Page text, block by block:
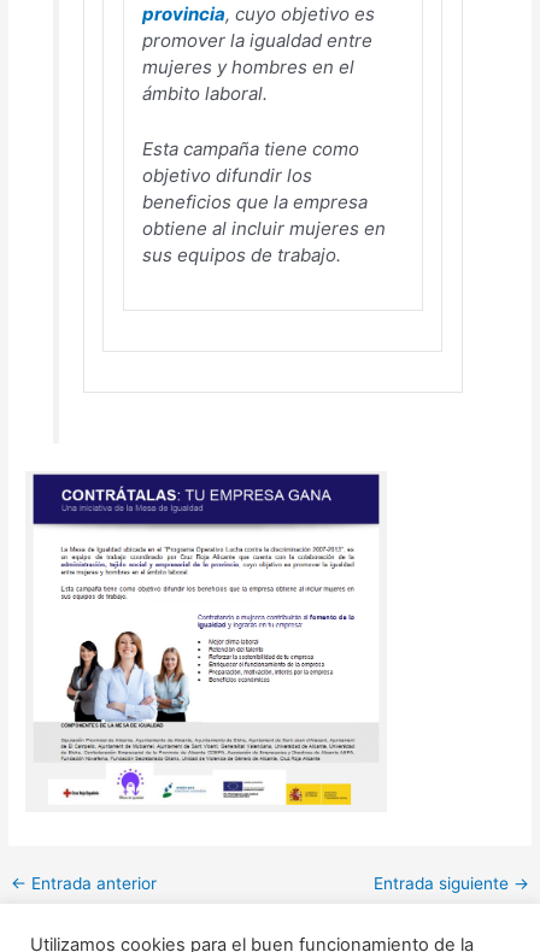
provincia, cuyo objetivo es
promover la igualdad entre
mujeres y hombres en el
ámbito laboral.
Esta campaña tiene como
objetivo difundir los
beneficios que la empresa
obtiene al incluir mujeres en
sus equipos de trabajo.
← Entrada anterior Entrada siguiente →
Utilizamos cookies para el buen funcionamiento de la